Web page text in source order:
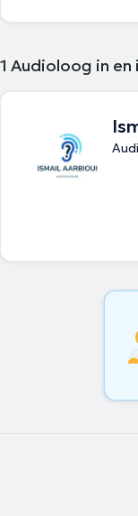
1 Audioloog in en